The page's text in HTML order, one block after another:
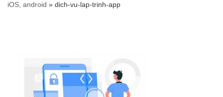
iOS, android » dich-vu-lap-trinh-app